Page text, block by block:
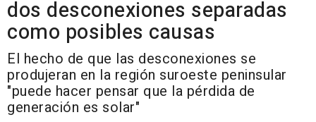
dos desconexiones separadas
como posibles causas
El hecho de que las desconexiones se
produjeran en la región suroeste peninsular
"puede hacer pensar que la pérdida de
generación es solar"